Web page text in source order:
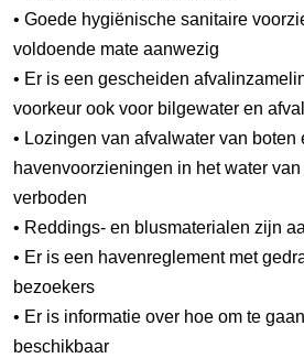
• Goede hygiënische sanitaire
voldoende mate aanwezig
• Er is een gescheiden
voorkeur ook voor bilgewater en
• Lozingen van afvalwater van boten
havenvoorzieningen in het water
verboden
• Reddings- en blusmaterialen zijn
• Er is een havenreglement met
bezoekers
• Er is informatie over hoe om te
beschikbaar